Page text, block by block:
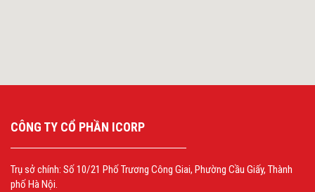
CÔNG TY CỔ PHẦN ICORP
Trụ sở chính: Số 10/21 Phố Trương Công Giai, Phường Cầu Giấy, Thành
phố Hà Nội.